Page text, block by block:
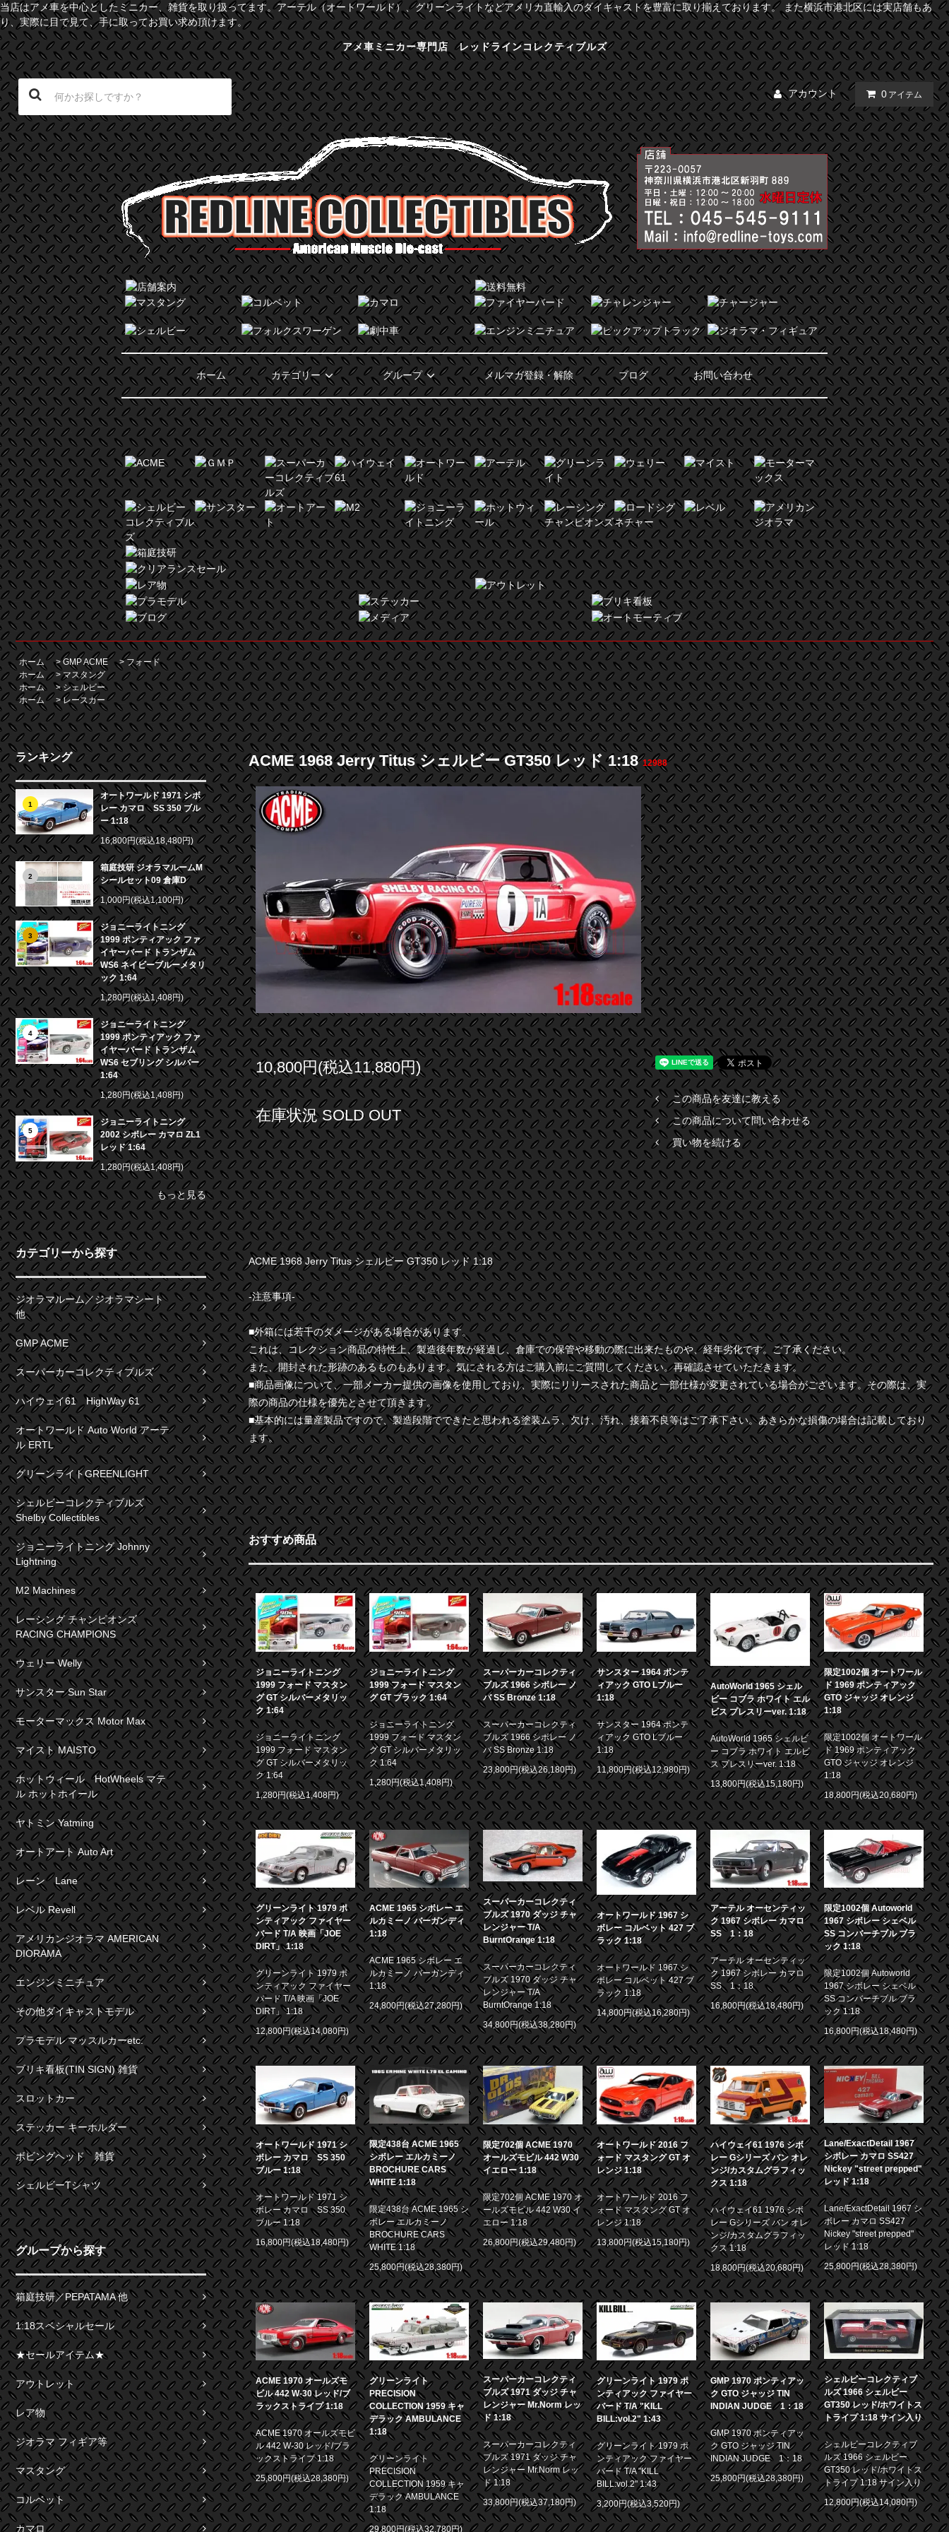
当店はアメ車を中心としたミニカー、雑貨を取り扱ってます。アーテル（オートワールド）、グリーンライトなどアメリカ直輸入のダイキャストを豊富に取り揃えております。 また横浜市港北区には実店舗もあ
り、実際に目で見て、手に取ってお買い求め頂けます。
アメ車ミニカー専門店 レッドラインコレクティブルズ
アカウント 0 アイテム
ホーム カテゴリー グループ メルマガ登録・解除 ブログ お問い合わせ
ホーム >GMP ACME >フォード
ホーム
>マスタング
ホーム
>シェルビー
ホーム
>レースカー
ランキング
1
オートワールド 1971 シボ
レー カマロ SS 350 ブル
ー 1:18
16,800円(税込18,480円)
2
箱庭技研 ジオラマルームM
シールセット09 倉庫D
1,000円(税込1,100円)
3
ジョニーライトニング
1999 ポンティアック ファ
イヤーバード トランザム
WS6 ネイビーブルーメタリ
ック 1:64
1,280円(税込1,408円)
4
ジョニーライトニング
1999 ポンティアック ファ
イヤーバード トランザム
WS6 セブリング シルバー
1:64
1,280円(税込1,408円)
5
ジョニーライトニング
2002 シボレー カマロ ZL1
レッド 1:64
1,280円(税込1,408円)
もっと見る
カテゴリーから探す
ジオラマルーム／ジオラマシート
他
GMP ACME
スーパーカーコレクティブルズ
ハイウェイ61 HighWay 61
オートワールド Auto World アーテ
ル ERTL
グリーンライトGREENLIGHT
シェルビーコレクティブルズ
Shelby Collectibles
ジョニーライトニング Johnny
Lightning
M2 Machines
レーシング チャンピオンズ
RACING CHAMPIONS
ウェリー Welly
サンスター Sun Star
モーターマックス Motor Max
マイスト MAISTO
ホットウィール HotWheels マテ
ル ホットホイール
ヤトミン Yatming
オートアート Auto Art
レーン Lane
レベル Revell
アメリカンジオラマ AMERICAN
DIORAMA
エンジンミニチュア
その他ダイキャストモデル
プラモデル マッスルカーetc.
ブリキ看板(TIN SIGN) 雑貨
スロットカー
ステッカー キーホルダー
ボビングヘッド 雑貨
シェルビーTシャツ
グループから探す
箱庭技研／PEPATAMA 他
1:18スペシャルセール
★セールアイテム★
アウトレット
レア物
ジオラマ フィギア等
マスタング
コルベット
カマロ
ACME 1968 Jerry Titus シェルビー GT350 レッド 1:1812988
10,800円(税込11,880円)
在庫状況 SOLD OUT
この商品を友達に教える
この商品について問い合わせる
買い物を続ける
ACME 1968 Jerry Titus シェルビー GT350 レッド 1:18
-注意事項-
■外箱には若干のダメージがある場合があります。
これは、コレクション商品の特性上、製造後年数が経過し、倉庫での保管や移動の際に出来たものや、経年劣化です。ご了承ください。
また、開封された形跡のあるものもあります。気にされる方はご購入前にご質問してください。再確認させていただきます。
■商品画像について、一部メーカー提供の画像を使用しており、実際にリリースされた商品と一部仕様が変更されている場合がございます。その際は、実
際の商品の仕様を優先とさせて頂きます。
■基本的には量産製品ですので、製造段階でできたと思われる塗装ムラ、欠け、汚れ、接着不良等はご了承下さい。あきらかな損傷の場合は記載しており
ます。
おすすめ商品
ジョニーライトニング
1999 フォード マスタン
グ GT シルバーメタリッ
ク 1:64
ジョニーライトニング
1999 フォード マスタン
グ GT シルバーメタリッ
ク 1:64
1,280円(税込1,408円)
ジョニーライトニング
1999 フォード マスタン
グ GT ブラック 1:64
ジョニーライトニング
1999 フォード マスタン
グ GT シルバーメタリッ
ク 1:64
1,280円(税込1,408円)
スーパーカーコレクティ
ブルズ 1966 シボレー ノ
バ SS Bronze 1:18
スーパーカーコレクティ
ブルズ 1966 シボレー ノ
バ SS Bronze 1:18
23,800円(税込26,180円)
サンスター 1964 ポンテ
ィアック GTO Lブルー
1:18
サンスター 1964 ポンテ
ィアック GTO Lブルー
1:18
11,800円(税込12,980円)
AutoWorld 1965 シェル
ビー コブラ ホワイト エル
ビス プレスリーver. 1:18
AutoWorld 1965 シェルビ
ー コブラ ホワイト エルビ
ス プレスリーver. 1:18
13,800円(税込15,180円)
限定1002個 オートワール
ド 1969 ポンティアック
GTO ジャッジ オレンジ
1:18
限定1002個 オートワール
ド 1969 ポンティアック
GTO ジャッジ オレンジ
1:18
18,800円(税込20,680円)
グリーンライト 1979 ポ
ンティアック ファイヤー
バード T/A 映画「JOE
DIRT」 1:18
グリーンライト 1979 ポ
ンティアック ファイヤー
バード T/A 映画「JOE
DIRT」 1:18
12,800円(税込14,080円)
ACME 1965 シボレー エ
ルカミーノ バーガンディ
1:18
ACME 1965 シボレー エ
ルカミーノ バーガンディ
1:18
24,800円(税込27,280円)
スーパーカーコレクティ
ブルズ 1970 ダッジ チャ
レンジャー T/A
BurntOrange 1:18
スーパーカーコレクティ
ブルズ 1970 ダッジ チャ
レンジャー T/A
BurntOrange 1:18
34,800円(税込38,280円)
オートワールド 1967 シ
ボレー コルベット 427 ブ
ラック 1:18
オートワールド 1967 シ
ボレー コルベット 427 ブ
ラック 1:18
14,800円(税込16,280円)
アーテル オーセンティッ
ク 1967 シボレー カマロ
SS 1：18
アーテル オーセンティッ
ク 1967 シボレー カマロ
SS 1：18
16,800円(税込18,480円)
限定1002個 Autoworld
1967 シボレー シェベル
SS コンバーチブル ブラ
ック 1:18
限定1002個 Autoworld
1967 シボレー シェベル
SS コンバーチブル ブラ
ック 1:18
16,800円(税込18,480円)
オートワールド 1971 シ
ボレー カマロ SS 350
ブルー 1:18
オートワールド 1971 シ
ボレー カマロ SS 350
ブルー 1:18
16,800円(税込18,480円)
限定438台 ACME 1965
シボレー エルカミーノ
BROCHURE CARS
WHITE 1:18
限定438台 ACME 1965 シ
ボレー エルカミーノ
BROCHURE CARS
WHITE 1:18
25,800円(税込28,380円)
限定702個 ACME 1970
オールズモビル 442 W30
イエロー 1:18
限定702個 ACME 1970 オ
ールズモビル 442 W30 イ
エロー 1:18
26,800円(税込29,480円)
オートワールド 2016 フ
ォード マスタング GT オ
レンジ 1:18
オートワールド 2016 フ
ォード マスタング GT オ
レンジ 1:18
13,800円(税込15,180円)
ハイウェイ61 1976 シボ
レー Gシリーズ バン オレ
ンジ/カスタムグラフィッ
クス 1:18
ハイウェイ61 1976 シボ
レー Gシリーズ バン オレ
ンジ/カスタムグラフィッ
クス 1:18
18,800円(税込20,680円)
Lane/ExactDetail 1967
シボレー カマロ SS427
Nickey "street prepped"
レッド 1:18
Lane/ExactDetail 1967 シ
ボレー カマロ SS427
Nickey "street prepped"
レッド 1:18
25,800円(税込28,380円)
ACME 1970 オールズモ
ビル 442 W-30 レッド/ブ
ラックストライプ 1:18
ACME 1970 オールズモビ
ル 442 W-30 レッド/ブラ
ックストライプ 1:18
25,800円(税込28,380円)
グリーンライト
PRECISION
COLLECTION 1959 キャ
デラック AMBULANCE
1:18
グリーンライト
PRECISION
COLLECTION 1959 キャ
デラック AMBULANCE
1:18
29,800円(税込32,780円)
スーパーカーコレクティ
ブルズ 1971 ダッジ チャ
レンジャー Mr.Norm レッ
ド 1:18
スーパーカーコレクティ
ブルズ 1971 ダッジ チャ
レンジャー Mr.Norm レッ
ド 1:18
33,800円(税込37,180円)
グリーンライト 1979 ポ
ンティアック ファイヤー
バード T/A "KILL
BILL:vol.2" 1:43
グリーンライト 1979 ポ
ンティアック ファイヤー
バード T/A "KILL
BILL:vol.2" 1:43
3,200円(税込3,520円)
GMP 1970 ポンティアッ
ク GTO ジャッジ TIN
INDIAN JUDGE 1：18
GMP 1970 ポンティアッ
ク GTO ジャッジ TIN
INDIAN JUDGE 1：18
25,800円(税込28,380円)
シェルビーコレクティブ
ルズ 1966 シェルビー
GT350 レッド/ホワイトス
トライプ 1:18 サイン入り
シェルビーコレクティブ
ルズ 1966 シェルビー
GT350 レッド/ホワイトス
トライプ 1:18 サイン入り
12,800円(税込14,080円)